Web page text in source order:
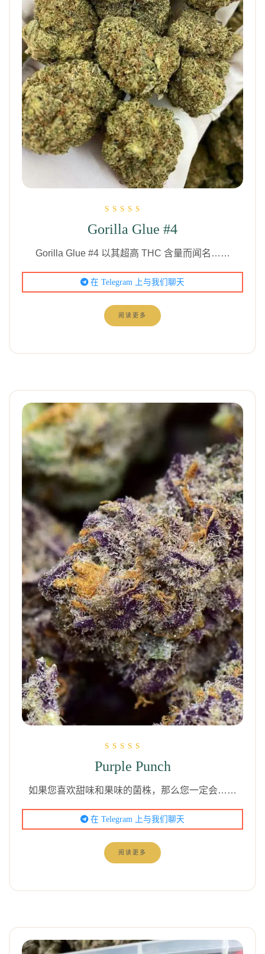
5.00
（满分 5 分）
Gorilla Glue #4
Gorilla Glue #4 以其超高 THC 含量而闻名……
在 Telegram 上与我们聊天
阅读更多
5.00
（满分 5 分）
Purple Punch
如果您喜欢甜味和果味的菌株，那么您一定会……
在 Telegram 上与我们聊天
阅读更多